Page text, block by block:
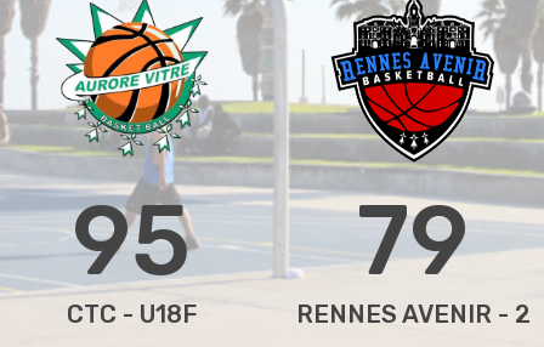
95 79
CTC - U18F RENNES AVENIR - 2